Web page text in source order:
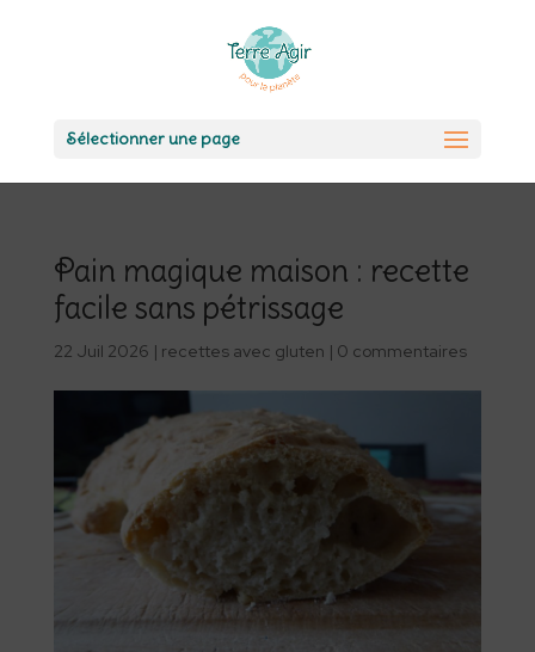
Sélectionner une page
Pain magique maison : recette
facile sans pétrissage
22 Juil 2026 | recettes avec gluten | 0 commentaires